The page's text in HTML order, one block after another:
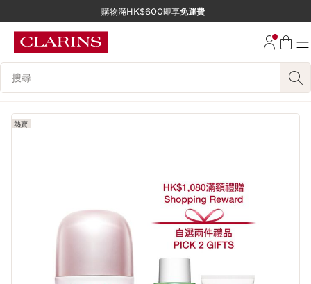
跳至內容
購物滿HK$600即享免運費
搜尋內容說明
熱賣